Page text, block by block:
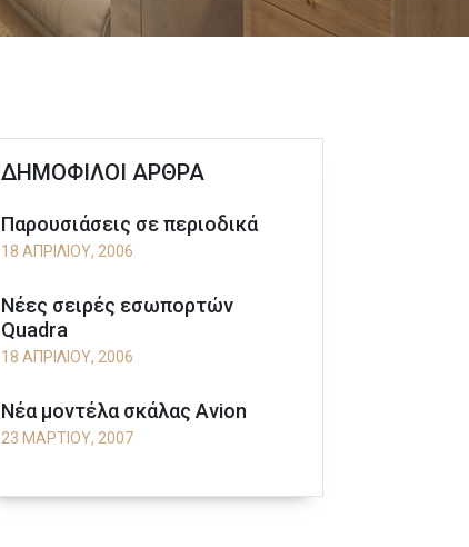
ΔΗΜΟΦΙΛΟΙ ΑΡΘΡΑ
Παρουσιάσεις σε περιοδικά
18 ΑΠΡΙΛΊΟΥ, 2006
Νέες σειρές εσωπορτών
Quadra
18 ΑΠΡΙΛΊΟΥ, 2006
Νέα μοντέλα σκάλας Avion
23 ΜΑΡΤΊΟΥ, 2007